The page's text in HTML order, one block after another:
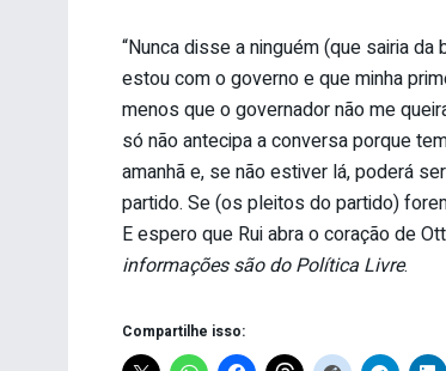
“Nunca disse a ninguém (que sairia
estou com o governo e que minha
menos que o governador não me
só não antecipa a conversa porque
amanhã e, se não estiver lá, poderá
partido. Se (os pleitos do partido)
E espero que Rui abra o coração de
informações são do Política Livre.
Compartilhe isso: